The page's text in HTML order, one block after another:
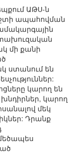
ԱԹՍ-ն
ապահովման
մի քանի
ստանում են
կարող են
կարող
մեկ
Դրանք